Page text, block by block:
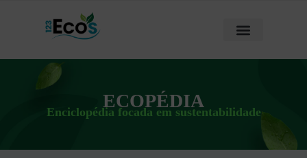
ECOPÉDIA
Enciclopédia focada em sustentabilidade